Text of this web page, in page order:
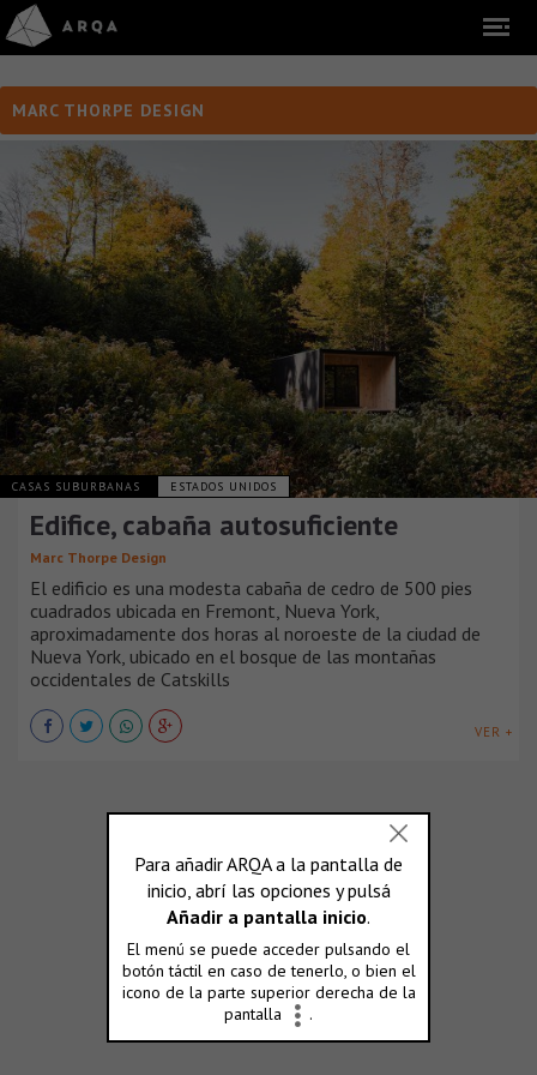
MARC THORPE DESIGN
CASAS SUBURBANAS ESTADOS UNIDOS
Edifice, cabaña autosuficiente
Marc Thorpe Design
El edificio es una modesta cabaña de cedro de 500 pies
cuadrados ubicada en Fremont, Nueva York,
aproximadamente dos horas al noroeste de la ciudad de
Nueva York, ubicado en el bosque de las montañas
occidentales de Catskills
VER +